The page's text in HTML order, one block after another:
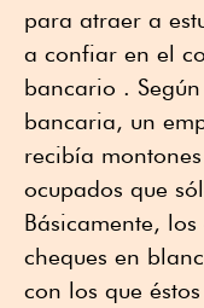
para atraer a
a confiar en el
bancario .
bancaria, un
recibía
ocupados que
Básicamente,
cheques en
con los que